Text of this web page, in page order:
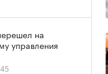
на
управления